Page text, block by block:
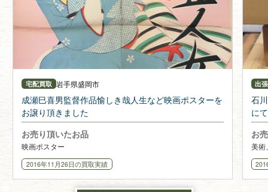
宅配買取 岩手県盛岡市
成瀬巳喜男監督作品愉しき哉人生など映画ポスターを
お譲り頂きました
お売り頂いたお品
映画ポスター
2016年11月26日の買取実績
出
石
に
お
美術